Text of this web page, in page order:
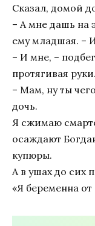
Сказал, домой
– А мне дашь на
ему младшая. –
– И мне, –
протягивая
– Мам, ну ты
дочь.
Я сжимаю
осаждают
купюры.
А в ушах до сих
«Я беременна